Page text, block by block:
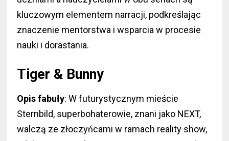
kluczowym elementem narracji, podkreślając
znaczenie mentorstwa i wsparcia w procesie
nauki i dorastania.
Tiger & Bunny
Opis fabuły: W futurystycznym mieście
Sternbild, superbohaterowie, znani jako NEXT,
walczą ze złoczyńcami w ramach reality show,